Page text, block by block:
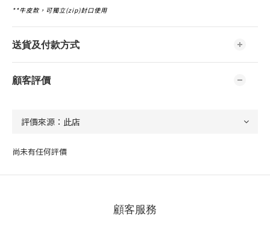
**牛皮款，可獨立(zip)封口使用
送貨及付款方式
顧客評價
尚未有任何評價
顧客服務